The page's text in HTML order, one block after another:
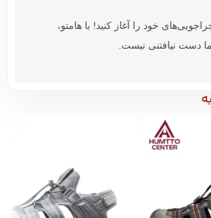
خود را آغاز کنید! با هامتو،
دست نیافتنی نیست.